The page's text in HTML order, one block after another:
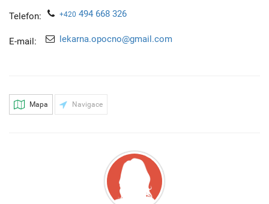
Telefon: +420 494 668 326
E-mail: lekarna.opocno@gmail.com
Mapa Navigace